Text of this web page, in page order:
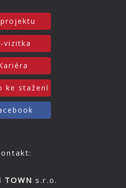
vizitka
ke stažení
TOWN s.r.o.